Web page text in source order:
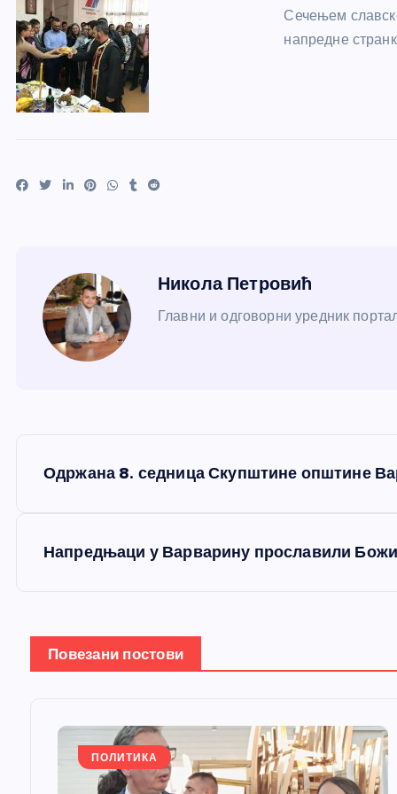
Сечењем
напредне
Никола Петровић
Главни и одговорни уредник
Одржана 8. седница Скупштине општине
Напредњаци у Варварину прославили
Повезани постови
ПОЛИТИКА